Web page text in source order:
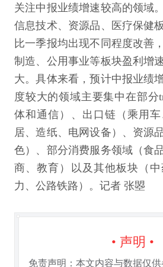
关注中报业绩增速较高的领域
信息技术、资源品、医疗保健
比一季报均出现不同程度改善
制造、公用事业等板块盈利增
大。具体来看，预计中报业绩
度较大的领域主要集中在部分
体和通信）、出口链（乘用
居、造纸、电网设备）、资源
色）、部分消费服务领域（食
商、教育）以及其他板块（
力、公路铁路）。记者 张曌
• 声明 •
免责声明：本文内容与数据仅